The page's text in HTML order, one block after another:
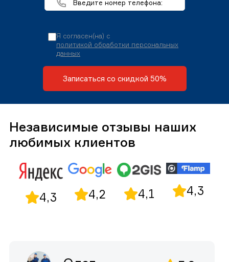
Я согласен(на) с
политикой обработки персональных
данных
Записаться со скидкой 50%
Независимые отзывы наших
любимых клиентов
4,3 4,2 4,1 4,3